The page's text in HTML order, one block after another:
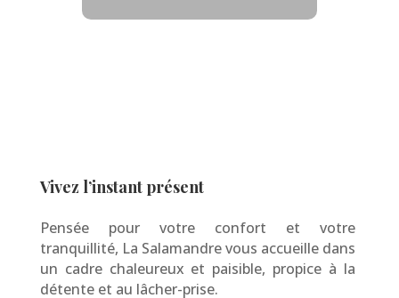
Vivez l’instant présent
Pensée pour votre confort et votre
tranquillité, La Salamandre vous accueille dans
un cadre chaleureux et paisible, propice à la
détente et au lâcher-prise.